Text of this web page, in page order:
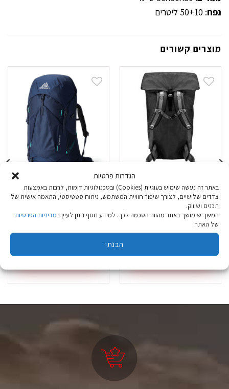
הגדרות פרטיות
באתר זה נעשה שימוש בעוגיות (Cookies) ובטכנולוגיות דומות, לרבות באמצעות
צדדים שלישיים, לצורך שיפור חוויית המשתמש, ניתוח סטטיסטי, התאמה אישית של
תכנים ושיווק.
המשך שימושך באתר מהווה הסכמה לכך. למידע נוסף ניתן לעיין במדיניות הפרטיות
של האתר.
הבנתי
נפח: 50+10 ליטרים
מוצרים קשורים
דאפל וכיסוי גשם
לתרמילים עם פתיחה
מלמעלה Outdoor
₪64.90
הוספה לסל
מוצ'ילה לנשים
Gregory Amber 68
₪1,029.00
בחר אפשרויות
למוצר
זה
ניתן
לבחור
האפשרויות
המוצר